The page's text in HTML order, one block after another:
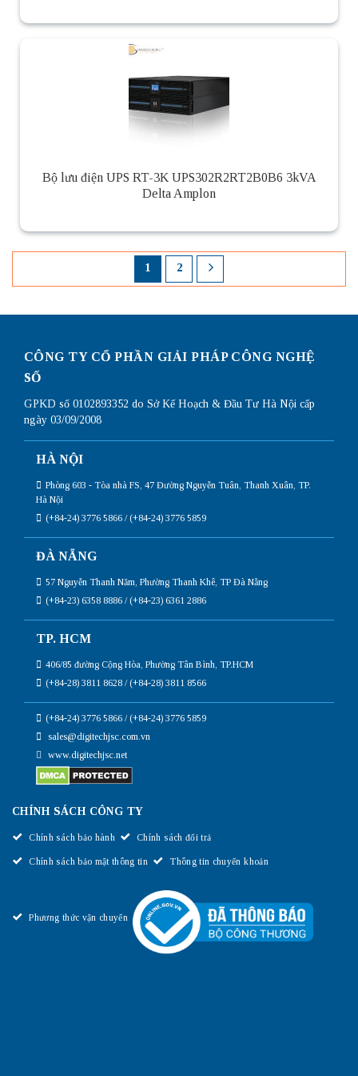
Bộ lưu điện UPS RT-3K UPS302R2RT2B0B6 3kVA
Delta Amplon
1 2
CÔNG TY CỔ PHẦN GIẢI PHÁP CÔNG NGHỆ
SỐ
GPKD số 0102893352 do Sở Kế Hoạch & Đầu Tư Hà Nội cấp
ngày 03/09/2008
HÀ NỘI
Phòng 603 - Tòa nhà FS, 47 Đường Nguyễn Tuân, Thanh Xuân, TP.
Hà Nội
(+84-24) 3776 5866 / (+84-24) 3776 5859
ĐÀ NẴNG
57 Nguyễn Thanh Năm, Phường Thanh Khê, TP Đà Nẵng
(+84-23) 6358 8886 / (+84-23) 6361 2886
TP. HCM
406/85 đường Cộng Hòa, Phường Tân Bình, TP.HCM
(+84-28) 3811 8628 / (+84-28) 3811 8566
(+84-24) 3776 5866 / (+84-24) 3776 5859
sales@digitechjsc.com.vn
www.digitechjsc.net
CHÍNH SÁCH CÔNG TY
Chính sách bảo hành Chính sách đổi trả
Chính sách bảo mật thông tin Thông tin chuyển khoản
Phương thức vận chuyển